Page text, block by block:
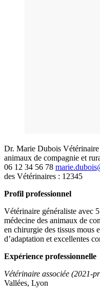
Dr. Marie Dubois Vétérinaire
animaux de compagnie et
06 12 34 56 78
des Vétérinaires : 12345
Profil professionnel
Vétérinaire généraliste avec
médecine des animaux de
en chirurgie des tissus mous
d’adaptation et excellentes
Expérience professionnelle
Vétérinaire associée (2021-
Vallées, Lyon